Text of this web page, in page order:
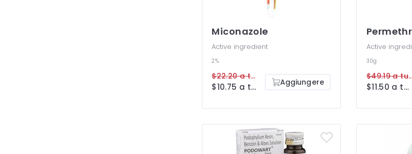
Miconazole
Active ingredient
2%
$22.20 a tube
$10.75 a tube Aggiungere
Active
30g
$11.50 a tube